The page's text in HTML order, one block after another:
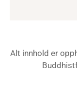
Alt innhold er